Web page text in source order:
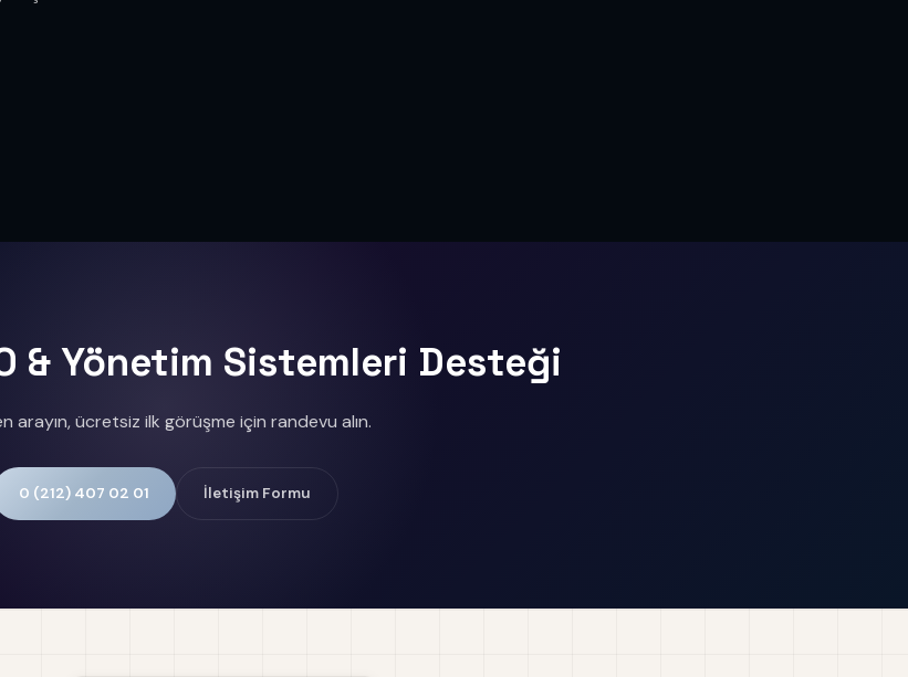
& Yönetim Sistemleri Desteği
arayın, ücretsiz ilk görüşme için randevu alın.
0 (212) 407 02 01 İletişim Formu